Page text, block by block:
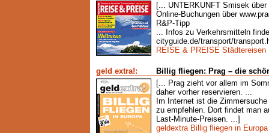
[... UNTERKUNFT Smisek
Online-Buchungen über
R&P-Tipp
... Infos zu Verkehrsmitteln
cityguide.de/transport/
REISE & PREISE Städtereisen
geld extra!:
Billig fliegen: Prag – die
[... Prag zieht vor allem im
daher vorher reservieren. ...
Im Internet ist die
zu empfehlen. Dort findet man
Last-Minute-Preisen. ...]
geldextra Billig fliegen in Europa